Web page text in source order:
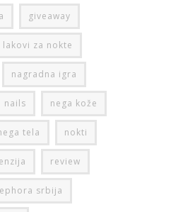
giveaway
lakovi za nokte
nagradna igra
nails nega kože
tela nokti
review
srbija